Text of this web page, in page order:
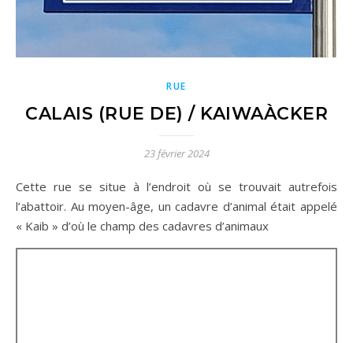
RUE
CALAIS (RUE DE) / KAIWAÀCKER
23 février 2024
Cette rue se situe à l’endroit où se trouvait autrefois
l’abattoir. Au moyen-âge, un cadavre d’animal était appelé
« Kaib » d’où le champ des cadavres d’animaux